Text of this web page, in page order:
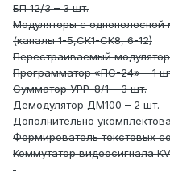
БП 12/3 – 3 шт.
Модуляторы с
(каналы 1-5,СК1-СК8, 6-12)
Перестраиваемый
Программатор «ПС-24» – 1
Сумматор УРР-8/1 – 3 шт.
Демодулятор ДМ100 – 2 шт.
Дополнительно
Формирователь текстовых
Коммутатор видеосигнала